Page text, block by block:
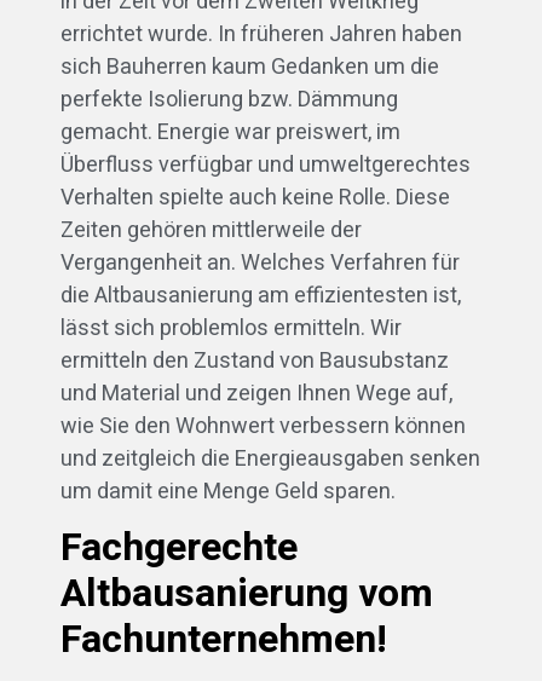
errichtet wurde. In früheren Jahren haben
sich Bauherren kaum Gedanken um die
perfekte Isolierung bzw. Dämmung
gemacht. Energie war preiswert, im
Überfluss verfügbar und umweltgerechtes
Verhalten spielte auch keine Rolle. Diese
Zeiten gehören mittlerweile der
Vergangenheit an. Welches Verfahren für
die Altbausanierung am effizientesten ist,
lässt sich problemlos ermitteln. Wir
ermitteln den Zustand von Bausubstanz
und Material und zeigen Ihnen Wege auf,
wie Sie den Wohnwert verbessern können
und zeitgleich die Energieausgaben senken
um damit eine Menge Geld sparen.
Fachgerechte
Altbausanierung vom
Fachunternehmen!